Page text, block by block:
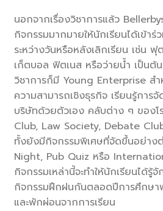
นอกจากเรื่องวิชาการแล้ว
กิจกรรมมากมายให้นักเรียนได้เข้าร่
ระหว่างวันหรือหลังเลิกเรียน เช่น
เก็ตบอล ฟิตเนส หรือว่ายน้ำ เป็นต้
วิชาการก็มี Young Enterprise ส
ความสามารถเชิงธุรกิจ เรียนรู้การ
บริษัทด้วยตัวเอง คลับต่าง ๆ ของโ
Club, Law Society, Debate
ทั้งยังมีกิจกรรมพิเศษที่จัดขึ้นอย่าง
Night, Pub Quiz หรือ
กิจกรรมเหล่านี้จะทำให้นักเรียนได้รู้
กิจกรรมฝึกฝนกันตลอดปีการศึกษา
และพักผ่อนจากการเรียน